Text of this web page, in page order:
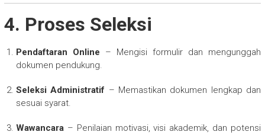
4. Proses Seleksi
Pendaftaran Online – Mengisi formulir dan mengunggah
dokumen pendukung.
Seleksi Administratif – Memastikan dokumen lengkap dan
sesuai syarat.
Wawancara– Penilaian motivasi, visi akademik, dan potensi